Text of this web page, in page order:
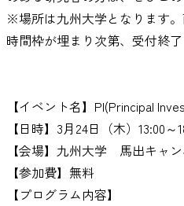
※場所は九州大学となります
時間枠が埋まり次第、受付終
【イベント名】PI(Principal
【日時】3月24日（木）13:00～
【会場】九州大学 馬出キャ
【参加費】無料
【プログラム内容】